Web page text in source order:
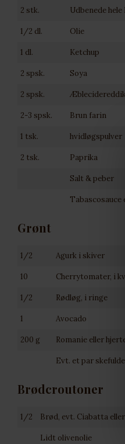
2 stk. Udbenede
1/2 dl. Olie
1 dl. Ketchup
2 spsk. Soya
2 spsk.
2-3 spsk. Brun farin
1 tsk. hvidløgspulver
2 tsk. Paprika
Salt & peber
Grønt
1/2 Agurk i skiver
10 Cherrytomater, i
1/2 Rødløg, i ringe
1 Avocado
200 g Romanie eller
Evt. et par skefulde
Brødcroutoner
1/2 Brød, evt. Ciabatta eller
Lidt olivenolie